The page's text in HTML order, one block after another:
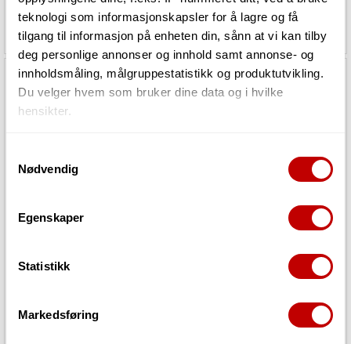
teknologi som informasjonskapsler for å lagre og få
tilgang til informasjon på enheten din, sånn at vi kan tilby
deg personlige annonser og innhold samt annonse- og
innholdsmåling, målgruppestatistikk og produktutvikling.
Du velger hvem som bruker dine data og i hvilke
hensikter.
Innhente informasjon om den geografiske
Identifisere enheten din ved å aktivt skanne den
Undermer info
kan du lese om hvordan dine personlige
brukes. Du kan hele tiden endre eller trekke tilbake ditt
samtykke fra erklæringen om informasjonskapsler.
Nødvendig
Egenskaper
Statistikk
Markedsføring
548,- 13 889,-